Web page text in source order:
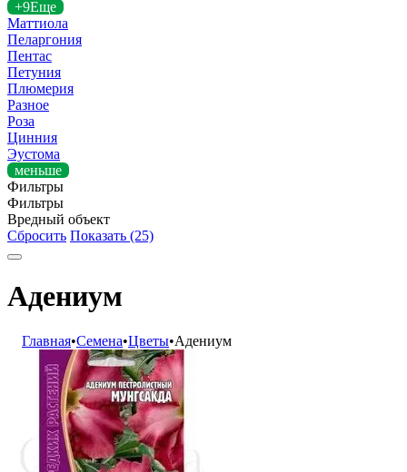
+9Еще
Маттиола
Пеларгония
Пентас
Петуния
Плюмерия
Разное
Роза
Цинния
Эустома
меньше
Фильтры
Фильтры
Вредный объект
Сбросить Показать (25)
Адениум
Главная•Семена•Цветы•Адениум